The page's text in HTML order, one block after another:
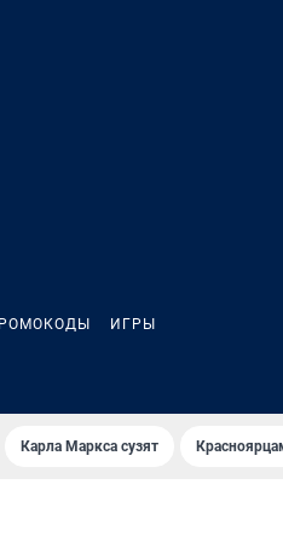
ИГРЫ
Карла Маркса сузят